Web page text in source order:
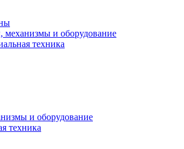
и оборудование
техника
и оборудование
техника